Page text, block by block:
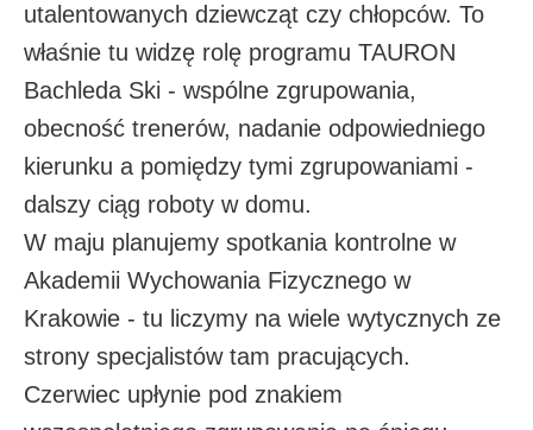
utalentowanych dziewcząt czy chłopców. To
właśnie tu widzę rolę programu TAURON
Bachleda Ski - wspólne zgrupowania,
obecność trenerów, nadanie odpowiedniego
kierunku a pomiędzy tymi zgrupowaniami -
dalszy ciąg roboty w domu.
W maju planujemy spotkania kontrolne w
Akademii Wychowania Fizycznego w
Krakowie - tu liczymy na wiele wytycznych ze
strony specjalistów tam pracujących.
Czerwiec upłynie pod znakiem